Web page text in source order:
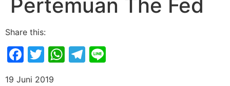
Pertemuan The Fed
Share this:
Facebook
Twitter
WhatsApp
Telegram
19 Juni 2019